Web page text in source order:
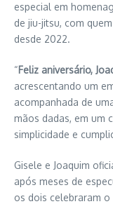
especial em
de jiu-jitsu, com
desde 2022.
“Feliz aniversário,
acrescentando um
acompanhada de
mãos dadas, em um
simplicidade e
Gisele e Joaquim
após meses de
os dois celebraram